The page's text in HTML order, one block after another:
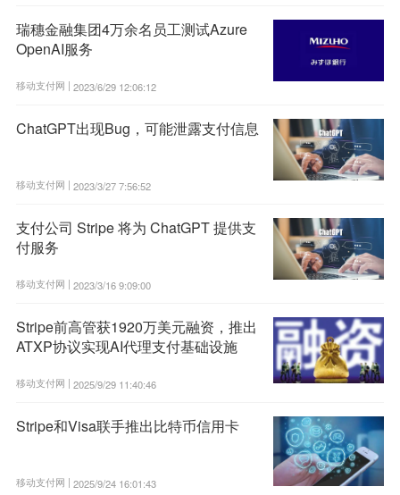
瑞穗金融集团4万余名员工测试Azure
OpenAI服务
移动支付网 | 2023/6/29 12:06:12
ChatGPT出现Bug，可能泄露支付信息
移动支付网 | 2023/3/27 7:56:52
支付公司 Stripe 将为 ChatGPT 提供支
付服务
移动支付网 | 2023/3/16 9:09:00
Stripe前高管获1920万美元融资，推出
ATXP协议实现AI代理支付基础设施
移动支付网 | 2025/9/29 11:40:46
Stripe和Visa联手推出比特币信用卡
移动支付网 | 2025/9/24 16:01:43